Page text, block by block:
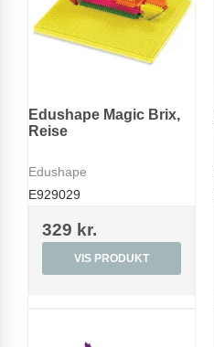
Edushape Magic Brix,
Reise
Edushape
E929029
329 kr.
VIS PRODUKT